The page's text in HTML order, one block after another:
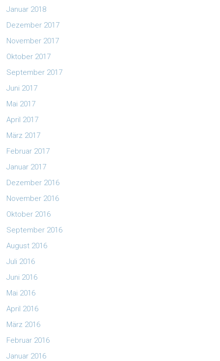
Januar 2018
Dezember 2017
November 2017
Oktober 2017
September 2017
Juni 2017
Mai 2017
April 2017
März 2017
Februar 2017
Januar 2017
Dezember 2016
November 2016
Oktober 2016
September 2016
August 2016
Juli 2016
Juni 2016
Mai 2016
April 2016
März 2016
Februar 2016
Januar 2016